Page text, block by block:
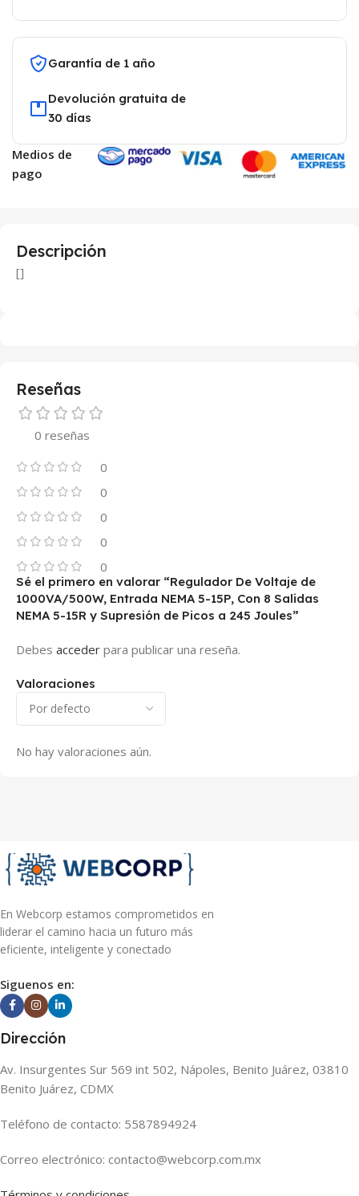
Garantía de 1 año
Devolución gratuita de
30 días
Medios de
pago
Descripción
[]
Reseñas
0 reseñas
0
0
0
0
0
Valoraciones
No hay valoraciones aún.
Sé el primero en valorar “Regulador De Voltaje de
1000VA/500W, Entrada NEMA 5-15P, Con 8 Salidas
NEMA 5-15R y Supresión de Picos a 245 Joules”
Debes acceder para publicar una reseña.
En Webcorp estamos comprometidos en
liderar el camino hacia un futuro más
eficiente, inteligente y conectado
Siguenos en:
Dirección
Av. Insurgentes Sur 569 int 502, Nápoles, Benito Juárez, 03810
Benito Juárez, CDMX
Teléfono de contacto: 5587894924
Correo electrónico: contacto@webcorp.com.mx